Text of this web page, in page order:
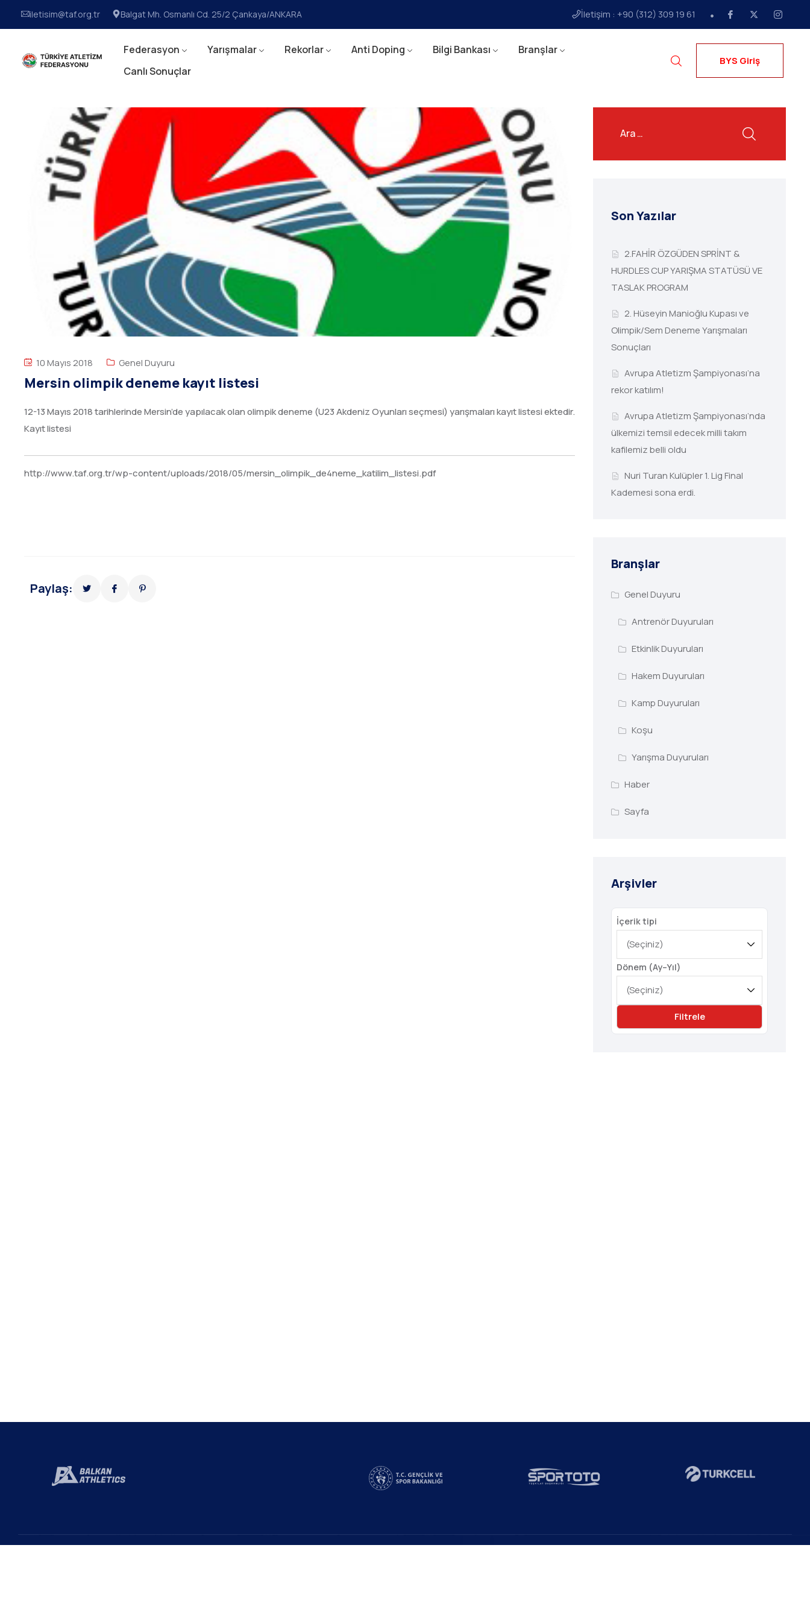
iletisim@taf.org.tr Balgat Mh. Osmanlı Cd. 25/2 Çankaya/ANKARA İletişim : +90 (312) 309 19 61
Federasyon Yarışmalar Rekorlar Anti Doping Bilgi Bankası
Branşlar
Canlı Sonuçlar
BYS Giriş
10 Mayıs 2018 Genel Duyuru
Mersin olimpik deneme kayıt listesi
12-13 Mayıs 2018 tarihlerinde Mersin’de yapılacak olan olimpik deneme (U23 Akdeniz Oyunları seçmesi) yarışmaları kayıt listesi ektedir.
Kayıt listesi
http://www.taf.org.tr/wp-content/uploads/2018/05/mersin_olimpik_de4neme_katilim_listesi.pdf
Paylaş:
Son Yazılar
2.FAHİR ÖZGÜDEN SPRİNT &
HURDLES CUP YARIŞMA STATÜSÜ VE
TASLAK PROGRAM
2. Hüseyin Manioğlu Kupası ve
Olimpik/Sem Deneme Yarışmaları
Sonuçları
Avrupa Atletizm Şampiyonası’na
rekor katılım!
Avrupa Atletizm Şampiyonası’nda
ülkemizi temsil edecek milli takım
kafilemiz belli oldu
Nuri Turan Kulüpler 1. Lig Final
Kademesi sona erdi.
Branşlar
Genel Duyuru
Antrenör Duyuruları
Etkinlik Duyuruları
Hakem Duyuruları
Kamp Duyuruları
Koşu
Yarışma Duyuruları
Haber
Sayfa
Arşivler
İçerik tipi
Dönem (Ay–Yıl)
Filtrele